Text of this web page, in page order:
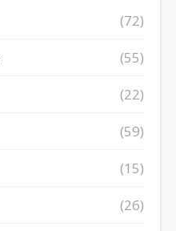
(72)
(55)
(22)
(59)
(15)
(26)